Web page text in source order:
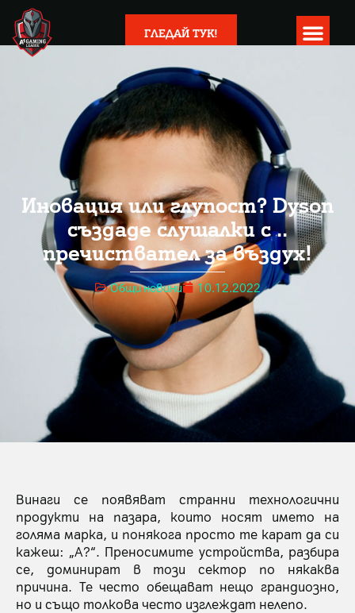
ГЛЕДАЙ ТУК!
Иновация или глупост? Dyson
създаде слушалки с ..
пречиствател за въздух!
Общи новини 10.12.2022
Винаги се появяват странни технологични
продукти на пазара, които носят името на
голяма марка, и понякога просто те карат да си
кажеш: „А?“. Преносимите устройства, разбира
се, доминират в този сектор по някаква
причина. Те често обещават нещо грандиозно,
но и също толкова често изглеждат нелепо.